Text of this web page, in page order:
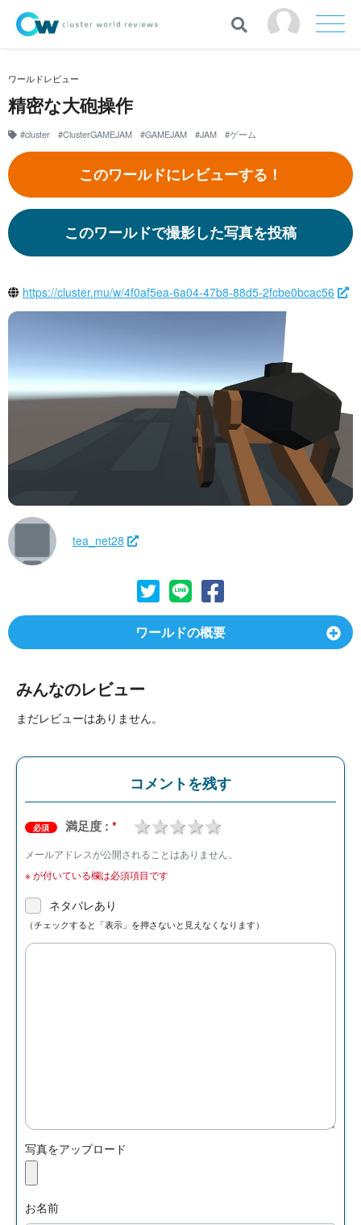
ワールドレビュー
精密な大砲操作
#cluster #ClusterGAMEJAM #GAMEJAM #JAM #ゲーム
このワールドにレビューする！
このワールドで撮影した写真を投稿
https://cluster.mu/w/4f0af5ea-6a04-47b8-88d5-2fcbe0bcac56
tea_net28
ワールドの概要
みんなのレビュー
まだレビューはありません。
コメントを残す
必須 満足度 : * 4 stars
3 stars
2 stars
1 star
メールアドレスが公開されることはありません。
※が付いている欄は必須項目です
ネタバレあり
（チェックすると「表示」を押さないと見えなくなります）
写真をアップロード
お名前